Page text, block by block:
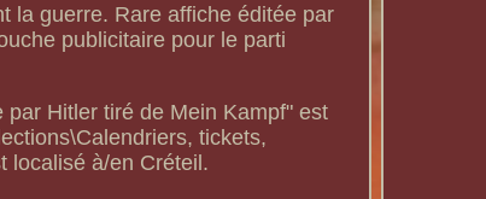
la guerre. Rare affiche éditée par
publicitaire pour le parti
Hitler tiré de Mein Kampf" est
tickets,
localisé à/en Créteil.